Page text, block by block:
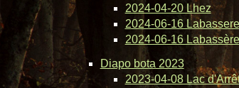
2024-04-20 Lhez
2024-06-16
2024-06-16
Diapo bota 2023
2023-04-08 Lac